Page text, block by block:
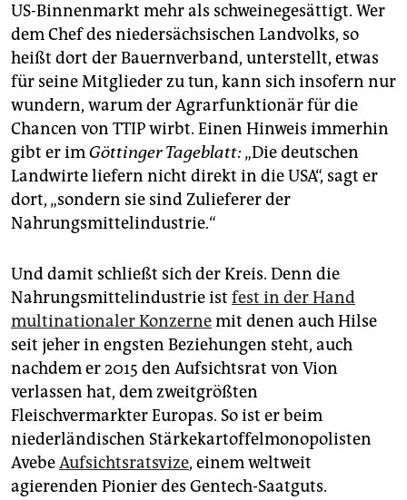
US-Binnenmarkt mehr als schweinegesättigt. Wer
dem Chef des niedersächsischen Landvolks, so
heißt dort der Bauernverband, unterstellt, etwas
für seine Mitglieder zu tun, kann sich insofern nur
wundern, warum der Agrarfunktionär für die
Chancen von TTIP wirbt. Einen Hinweis immerhin
gibt er imGöttinger Tageblatt: „Die deutschen
Landwirte liefern nicht direkt in die USA“, sagt er
dort, „sondern sie sind Zulieferer der
Nahrungsmittelindustrie.“
Und damit schließt sich der Kreis. Denn die
Nahrungsmittelindustrie ist fest in der Hand
multinationaler Konzernemit denen auch Hilse
seit jeher in engsten Beziehungen steht, auch
nachdem er 2015 den Aufsichtsrat von Vion
verlassen hat, dem zweitgrößten
Fleischvermarkter Europas. So ist er beim
niederländischen Stärkekartoffelmonopolisten
AvebeAufsichtsratsvize, einem weltweit
agierenden Pionier des Gentech-Saatguts.